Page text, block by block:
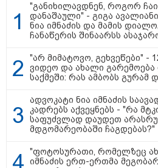
თბილისი -
ლარიდან
თბილისი -
ლარიდან
თბილისი -
"განიხილავდნენ, როგორ
დანაშაული" - გიგა
ნია იმნაძის და მამის
ჩანაწერის შინაარსს
"არ მიმატოვო, გეხვეწები" -
ვიდეო და ახალი გარემოება
საქმეში: რას ამბობს გურამ
ადვოკატი ნია იმნაძის
კადრებს აქვეყნებს - "რა
საფუძვლად დაუდეთ
მდგომარეობაში ჩაგდებას?"
"ფოტოსურათი, რომელზეც
იმნაძის ერთ-ერთმა